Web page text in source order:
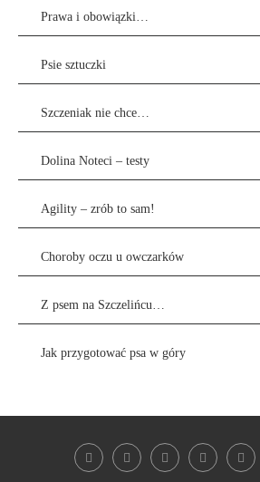
Prawa i obowiązki…
Psie sztuczki
Szczeniak nie chce…
Dolina Noteci – testy
Agility – zrób to sam!
Choroby oczu u owczarków
Z psem na Szczelińcu…
Jak przygotować psa w góry